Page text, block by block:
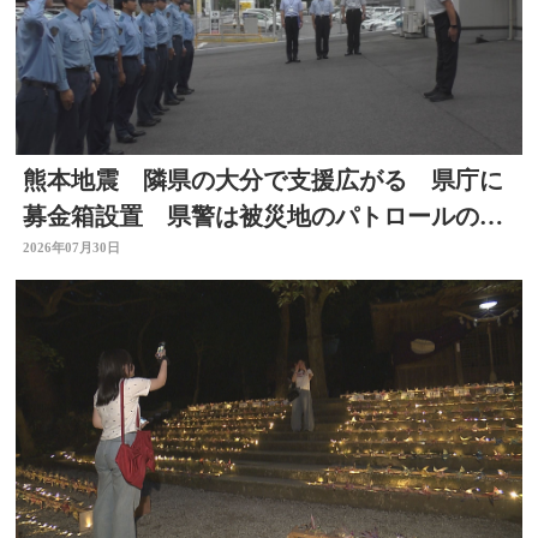
熊本地震 隣県の大分で支援広がる 県庁に
募金箱設置 県警は被災地のパトロールのた
め部隊を派遣
2026年07月30日